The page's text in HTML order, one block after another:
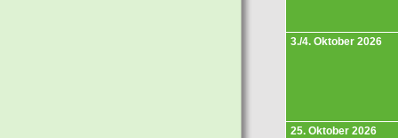
3./4. Oktober 2026
25. Oktober 2026